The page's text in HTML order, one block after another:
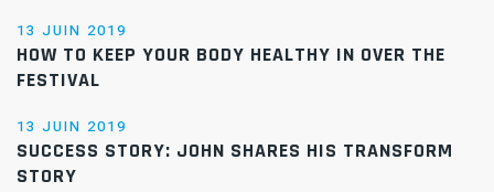
13 JUIN 2019
HOW TO KEEP YOUR BODY HEALTHY IN OVER THE
FESTIVAL
13 JUIN 2019
SUCCESS STORY: JOHN SHARES HIS TRANSFORM
STORY